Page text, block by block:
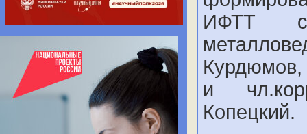
ИФТТ
и
Копецкий.